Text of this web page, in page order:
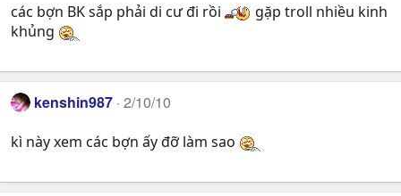
các bợn BK sắp phải di cư đi rồi
gặp troll nhiều kinh
khủng
kenshin987 2/10/10
kì này xem các bợn ấy đỡ làm sao